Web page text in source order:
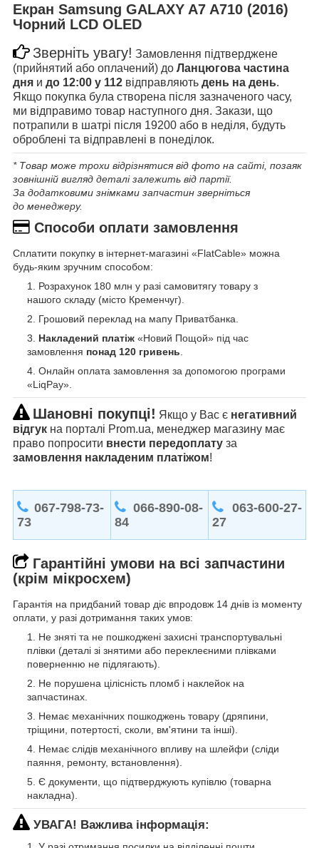
Екран Samsung GALAXY A7 A710 (2016)
Чорний LCD OLED
Зверніть увагу! Замовлення підтверджене
(прийнятий або оплачений) до Ланцюгова частина
дня и до 12:00 у 112 відправляють день на день.
Якщо покупка була створена після зазначеного часу,
ми відправимо товар наступного дня. Закази, що
потрапили в шатрі після 19200 або в неділя, будуть
оброблені та відправлені в понеділок.
* Товар може трохи відрізнятися від фото на сайті, позаяк
зовнішній вигляд деталі залежить від партії.
За додатковими знімками запчастин зверніться
до менеджеру.
Способи оплати замовлення
Сплатити покупку в інтернет-магазині «FlatCable» можна
будь-яким зручним способом:
Розрахунок 180 млн у разі самовитягу товару з
нашого складу (місто Кременчуг).
Грошовий переклад на мапу Приватбанка.
Накладений платіж «Новий Пощой» під час
замовлення понад 120 гривень
Онлайн оплата замовлення за допомогою програми
«LiqPay».
Шановні покупці! Якщо у Вас є негативний
відгук на порталі Prom.ua, менеджер магазину має
право попросити внести передоплату за
замовлення накладеним платіжом!
067-798-73-
73
066-890-08-
84
063-600-27-
27
Гарантійні умови на всі запчастини
(крім мікросхем)
Гарантія на придбаний товар діє впродовж 14 днів із моменту
оплати, у разі дотримання таких умов:
Не зняті та не пошкоджені захисні транспортувальні
плівки (деталі зі знятими або переклеєними плівками
поверненню не підлягають).
Не порушена цілісність пломб і наклейок на
запчастинах.
Немає механічних пошкоджень товару (дряпини,
тріщини, потертості, сколи, вм'ятини та інші).
Немає слідів механічного впливу на шлейфи (сліди
паяння, ремонту, встановлення).
Є документи, що підтверджують купівлю (товарна
накладна).
УВАГА! Важлива інформація: